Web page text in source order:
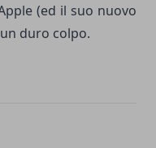
(ed il suo nuovo
duro colpo.